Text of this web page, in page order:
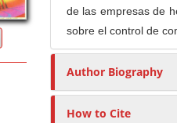
de las empresas de
sobre el control de
Author Biography
How to Cite